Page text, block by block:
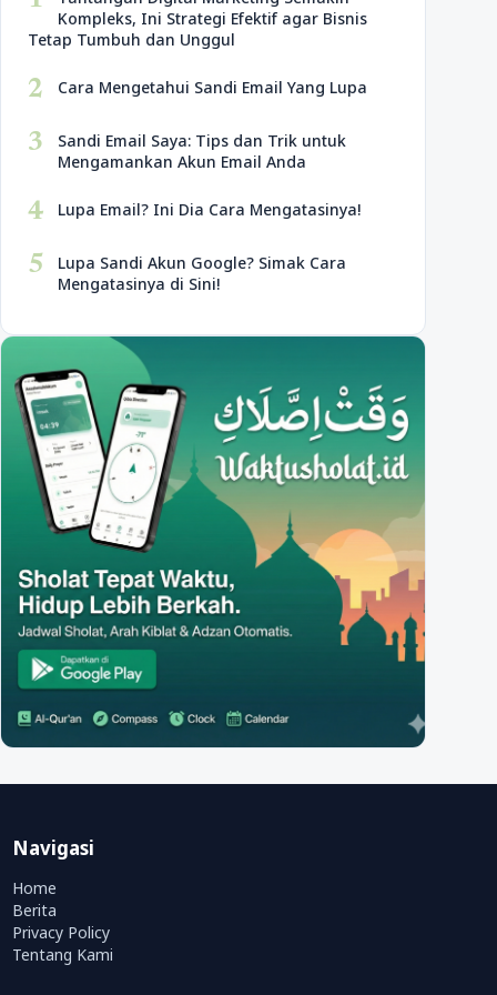
Kompleks, Ini Strategi Efektif agar Bisnis
Tetap Tumbuh dan Unggul
2 Cara Mengetahui Sandi Email Yang Lupa
3
Sandi Email Saya: Tips dan Trik untuk
Mengamankan Akun Email Anda
4 Lupa Email? Ini Dia Cara Mengatasinya!
5
Lupa Sandi Akun Google? Simak Cara
Mengatasinya di Sini!
Navigasi
Home
Berita
Privacy Policy
Tentang Kami